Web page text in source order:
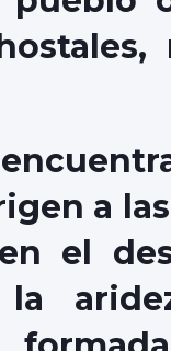
a
el